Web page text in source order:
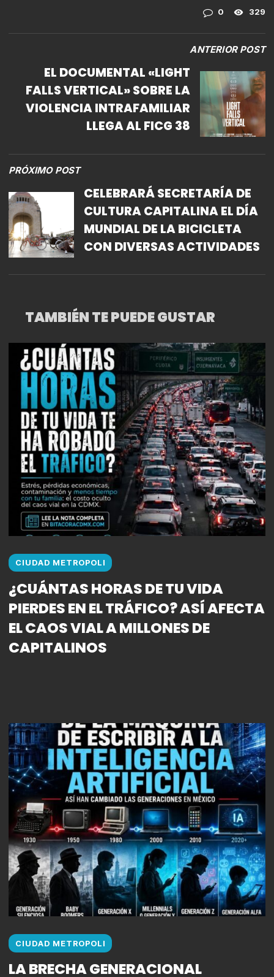
0 329
ANTERIOR POST
EL DOCUMENTAL «LIGHT
FALLS VERTICAL» SOBRE LA
VIOLENCIA INTRAFAMILIAR
LLEGA AL FICG 38
PRÓXIMO POST
CELEBRARÁ SECRETARÍA DE
CULTURA CAPITALINA EL DÍA
MUNDIAL DE LA BICICLETA
CON DIVERSAS ACTIVIDADES
TAMBIÉN TE PUEDE GUSTAR
CIUDAD METROPOLI
¿CUÁNTAS HORAS DE TU VIDA
PIERDES EN EL TRÁFICO? ASÍ AFECTA
EL CAOS VIAL A MILLONES DE
CAPITALINOS
CIUDAD METROPOLI
LA BRECHA GENERACIONAL